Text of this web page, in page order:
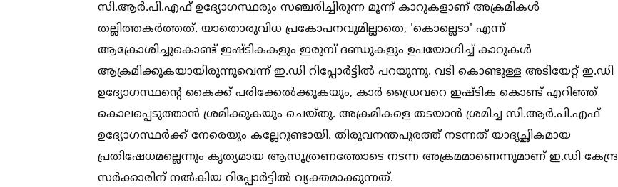
സി.ആര്‍.പി.എഫ് ഉദ്യോഗസ്ഥരും സഞ്ചരിച്ചിരുന്ന മൂന്ന് കാറുകളാണ് അക്രമികള്‍
തല്ലിത്തകര്‍ത്തത്. യാതൊരുവിധ പ്രകോപനവുമില്ലാതെ, 'കൊല്ലെടാ' എന്ന്
ആക്രോശിച്ചുകൊണ്ട് ഇഷ്ടികകളും ഇരുമ്പ് ദണ്ഡുകളും ഉപയോഗിച്ച്‌ കാറുകള്‍
ആക്രമിക്കുകയായിരുന്നുവെന്ന് ഇ.ഡി റിപ്പോര്‍ട്ടില്‍ പറയുന്നു. വടി കൊണ്ടുള്ള അടിയേറ്റ് ഇ.ഡി
ഉദ്യോഗസ്ഥന്റെ കൈക്ക് പരിക്കേല്‍ക്കുകയും, കാര്‍ ഡ്രൈവറെ ഇഷ്ടിക കൊണ്ട് എറിഞ്ഞ്
കൊലപ്പെടുത്താന്‍ ശ്രമിക്കുകയും ചെയ്തു. അക്രമികളെ തടയാന്‍ ശ്രമിച്ച സി.ആര്‍.പി.എഫ്
ഉദ്യോഗസ്ഥര്‍ക്ക് നേരെയും കല്ലേറുണ്ടായി. തിരുവനന്തപുരത്ത് നടന്നത് യാദൃച്ഛികമായ
പ്രതിഷേധമല്ലെന്നും കൃത്യമായ ആസൂത്രണത്തോടെ നടന്ന അക്രമമാണെന്നുമാണ് ഇ.ഡി കേന്ദ്ര
സര്‍ക്കാരിന് നല്‍കിയ റിപ്പോര്‍ട്ടില്‍ വ്യക്തമാക്കുന്നത്.